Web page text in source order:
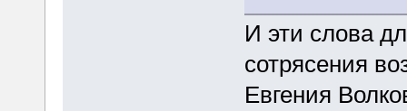
И эти слова
сотрясения
Евгения